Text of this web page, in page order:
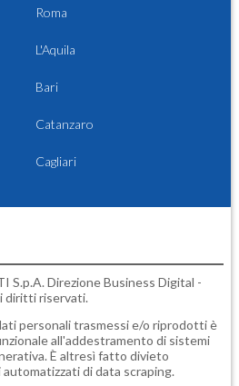
Roma
L'Aquila
Bari
Catanzaro
Cagliari
S.p.A. Direzione Business Digital -
diritti riservati.
personali trasmessi e/o riprodotti è
all'addestramento di sistemi
È altresì fatto divieto
di data scraping.